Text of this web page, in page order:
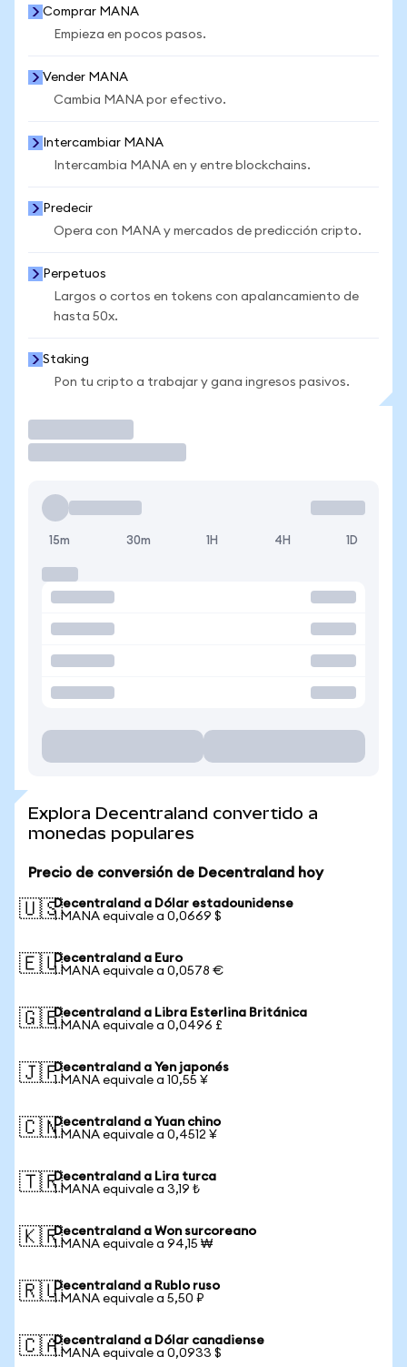
Comprar MANA
Empieza en pocos pasos.
Vender MANA
Cambia MANA por efectivo.
Intercambiar MANA
Intercambia MANA en y entre blockchains.
Predecir
Opera con MANA y mercados de predicción cripto.
Perpetuos
Largos o cortos en tokens con apalancamiento de
hasta 50x.
Staking
Pon tu cripto a trabajar y gana ingresos pasivos.
15m 30m 1H 4H 1D
Explora Decentraland convertido a
monedas populares
Precio de conversión de Decentraland hoy
🇺🇸Decentraland a Dólar estadounidense
1 MANA equivale a 0,0669 $
🇪🇺Decentraland a Euro
1 MANA equivale a 0,0578 €
🇬🇧Decentraland a Libra Esterlina Británica
1 MANA equivale a 0,0496 £
🇯🇵Decentraland a Yen japonés
1 MANA equivale a 10,55 ¥
🇨🇳Decentraland a Yuan chino
1 MANA equivale a 0,4512 ¥
🇹🇷Decentraland a Lira turca
1 MANA equivale a 3,19 ₺
🇰🇷Decentraland a Won surcoreano
1 MANA equivale a 94,15 ₩
🇷🇺Decentraland a Rublo ruso
1 MANA equivale a 5,50 ₽
🇨🇦Decentraland a Dólar canadiense
1 MANA equivale a 0,0933 $